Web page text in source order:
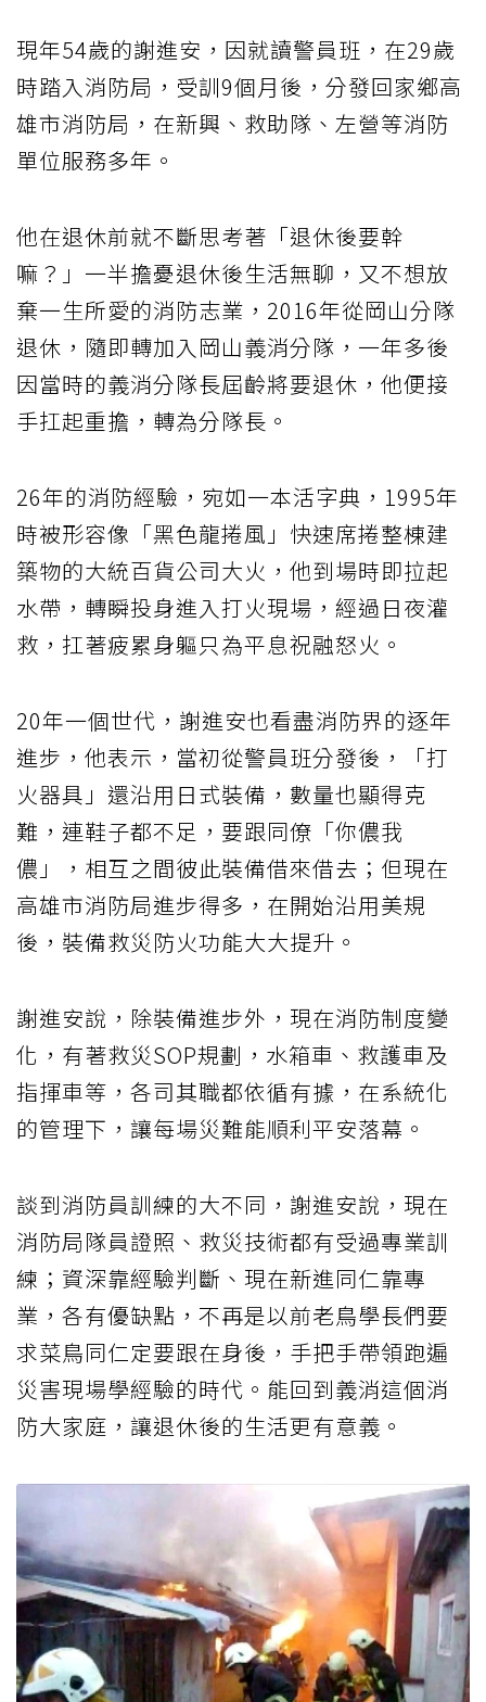
現年54歲的謝進安，因就讀警員班，在29歲
時踏入消防局，受訓9個月後，分發回家鄉高
雄市消防局，在新興、救助隊、左營等消防
單位服務多年。
他在退休前就不斷思考著「退休後要幹
嘛？」一半擔憂退休後生活無聊，又不想放
棄一生所愛的消防志業，2016年從岡山分隊
退休，隨即轉加入岡山義消分隊，一年多後
因當時的義消分隊長屆齡將要退休，他便接
手扛起重擔，轉為分隊長。
26年的消防經驗，宛如一本活字典，1995年
時被形容像「黑色龍捲風」快速席捲整棟建
築物的大統百貨公司大火，他到場時即拉起
水帶，轉瞬投身進入打火現場，經過日夜灌
救，扛著疲累身軀只為平息祝融怒火。
20年一個世代，謝進安也看盡消防界的逐年
進步，他表示，當初從警員班分發後，「打
火器具」還沿用日式裝備，數量也顯得克
難，連鞋子都不足，要跟同僚「你儂我
儂」，相互之間彼此裝備借來借去；但現在
高雄市消防局進步得多，在開始沿用美規
後，裝備救災防火功能大大提升。
謝進安說，除裝備進步外，現在消防制度變
化，有著救災SOP規劃，水箱車、救護車及
指揮車等，各司其職都依循有據，在系統化
的管理下，讓每場災難能順利平安落幕。
談到消防員訓練的大不同，謝進安說，現在
消防局隊員證照、救災技術都有受過專業訓
練；資深靠經驗判斷、現在新進同仁靠專
業，各有優缺點，不再是以前老鳥學長們要
求菜鳥同仁定要跟在身後，手把手帶領跑遍
災害現場學經驗的時代。能回到義消這個消
防大家庭，讓退休後的生活更有意義。